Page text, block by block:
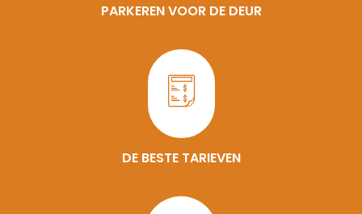
PARKEREN VOOR DE DEUR
DE BESTE TARIEVEN